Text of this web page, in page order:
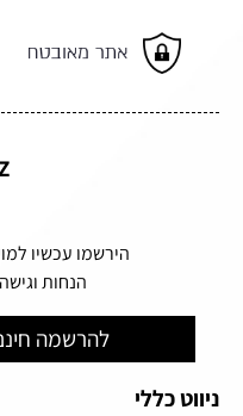
הירשמו עכשיו
הנחות
להרשמה
ניווט כללי